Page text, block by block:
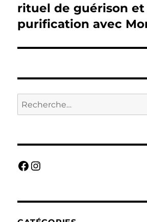
suivante :
rituel de guérison et
purification avec
Recherche
pour :
Facebook
Instagram